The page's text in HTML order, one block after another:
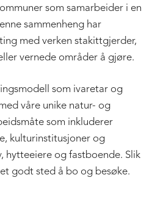
som samarbeider i en
sammenheng har
med verken stakittgjerder,
vernede områder å gjøre.
som ivaretar og
våre unike natur- og
som inkluderer
kulturinstitusjoner og
hytteeiere og fastboende. Slik
godt sted å bo og besøke.